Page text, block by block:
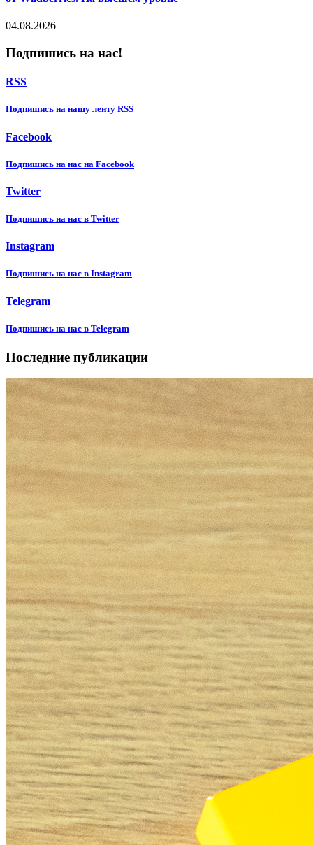
04.08.2026
Подпишись на нас!
RSS
Подпишиcь на нашу ленту RSS
Facebook
Подпишиcь на нас на Facebook
Twitter
Подпишиcь на нас в Twitter
Instagram
Подпишиcь на нас в Instagram
Telegram
Подпишиcь на нас в Telegram
Последние публикации